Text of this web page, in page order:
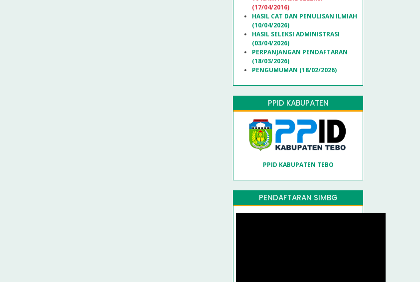
(17/04/2016)
HASIL CAT DAN PENULISAN ILMIAH
(10/04/2026)
HASIL SELEKSI ADMINISTRASI
(03/04/2026)
PERPANJANGAN PENDAFTARAN
(18/03/2026)
PENGUMUMAN (18/02/2026)
PPID KABUPATEN
PPID KABUPATEN TEBO
PENDAFTARAN SIMBG